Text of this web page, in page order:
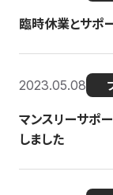
臨時休業とサポ
2023.05.08
マンスリーサポ
しました